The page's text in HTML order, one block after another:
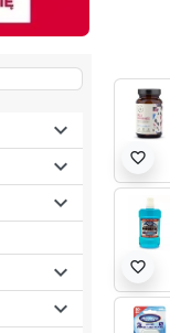





favorite_border
favorite_border